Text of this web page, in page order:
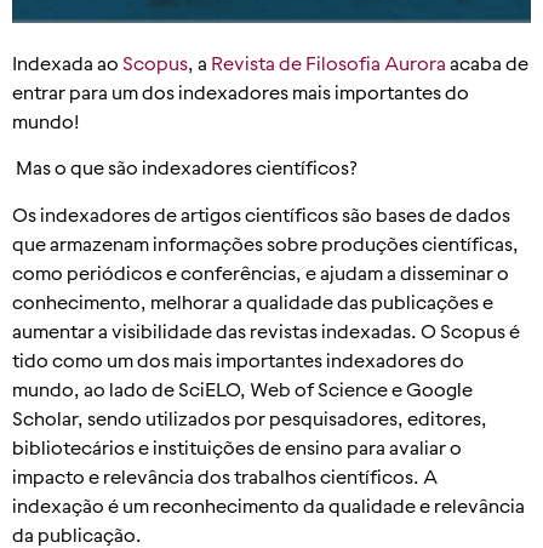
Indexada ao Scopus, a Revista de Filosofia Aurora acaba de
entrar para um dos indexadores mais importantes do
mundo!
Mas o que são indexadores científicos?
Os indexadores de artigos científicos são bases de dados
que armazenam informações sobre produções científicas,
como periódicos e conferências, e ajudam a disseminar o
conhecimento, melhorar a qualidade das publicações e
aumentar a visibilidade das revistas indexadas. O Scopus é
tido como um dos mais importantes indexadores do
mundo, ao lado de SciELO, Web of Science e Google
Scholar, sendo utilizados por pesquisadores, editores,
bibliotecários e instituições de ensino para avaliar o
impacto e relevância dos trabalhos científicos. A
indexação é um reconhecimento da qualidade e relevância
da publicação.